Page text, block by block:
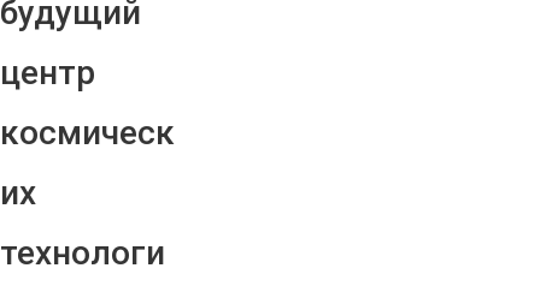
будущий
центр
космическ
их
технологи